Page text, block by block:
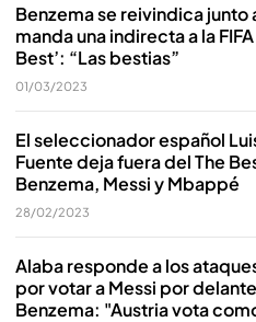
Benzema se reivindica junto
manda una indirecta a la
Best’: “Las bestias”
01/03/2023
El seleccionador español
Fuente deja fuera del The
Benzema, Messi y Mbappé
28/02/2023
Alaba responde a los
por votar a Messi por
Benzema: "Austria vota